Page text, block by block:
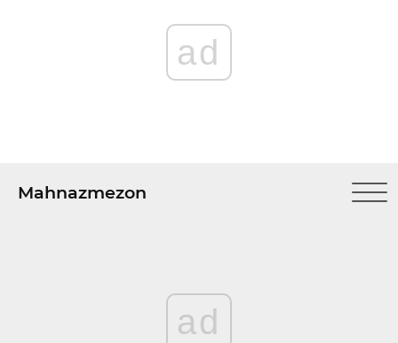
ad
Mahnazmezon
ad